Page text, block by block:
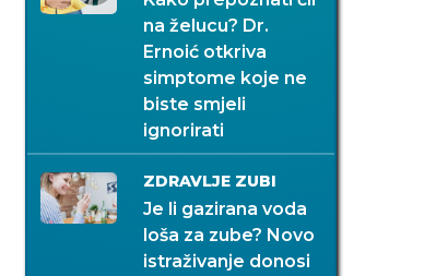
na želucu? Dr.
Ernoić otkriva
simptome koje ne
biste smjeli
ignorirati
ZDRAVLJE ZUBI
Je li gazirana voda
loša za zube? Novo
istraživanje donosi